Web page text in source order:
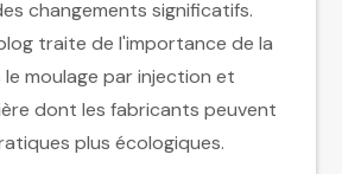
changements significatifs.
traite de l'importance de la
moulage par injection et
dont les fabricants peuvent
plus écologiques.